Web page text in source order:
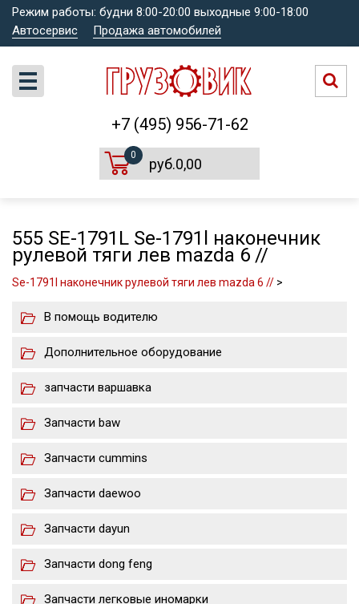
Режим работы: будни 8:00-20:00 выходные 9:00-18:00
Автосервис
Продажа автомобилей
+7 (495) 956-71-62
0
руб.0,00
555 SE-1791L Se-1791l наконечник
рулевой тяги лев mazda 6 //
Se-1791l наконечник рулевой тяги лев mazda 6 // >
В помощь водителю
Дополнительное оборудование
запчасти варшавка
Запчасти baw
Запчасти cummins
Запчасти daewoo
Запчасти dayun
Запчасти dong feng
Запчасти легковые иномарки